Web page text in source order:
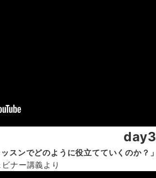
day3
スンでどのように役立てていくのか？」
ナー講義より